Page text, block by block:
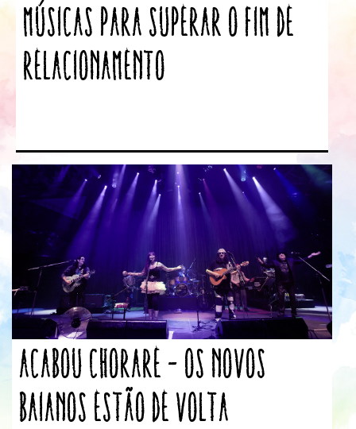
Músicas para superar o fim de
relacionamento
Acabou Chorare – Os Novos
Baianos estão de volta